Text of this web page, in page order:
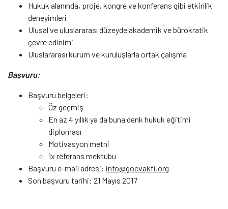
Hukuk alanında, proje, kongre ve konferans gibi etkinlik
deneyimleri
Ulusal ve uluslararası düzeyde akademik ve bürokratik
çevre edinimi
Uluslararası kurum ve kuruluşlarla ortak çalışma
Başvuru:
Başvuru belgeleri:
Öz geçmiş
En az 4 yıllık ya da buna denk hukuk eğitimi
diploması
Motivasyon metni
1x referans mektubu
Başvuru e-mail adresi: info@gocvakfi.org
Son başvuru tarihi: 21 Mayıs 2017